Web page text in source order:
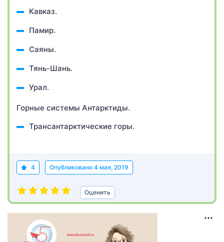
Кавказ.
Памир.
Саяны.
Тянь-Шань.
Урал.
Горные системы Антарктиды.
Трансантарктические горы.
4 Опубликовано 4 мая, 2019
Оценить